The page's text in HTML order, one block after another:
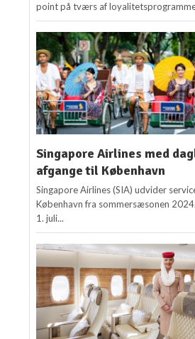
point på tværs af
Singapore Airlines med
afgange til København
Singapore Airlines (SIA) udvider
København fra sommersæsonen
1. juli...